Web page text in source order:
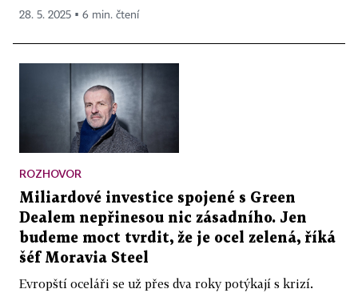
28. 5. 2025 ▪ 6 min. čtení
ROZHOVOR
Miliardové investice spojené s Green
Dealem nepřinesou nic zásadního. Jen
budeme moct tvrdit, že je ocel zelená, říká
šéf Moravia Steel
Evropští oceláři se už přes dva roky potýkají s krizí.